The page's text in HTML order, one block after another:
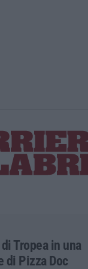
Tropea in una
di Pizza Doc